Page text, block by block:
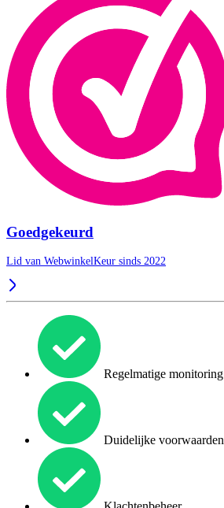
Goedgekeurd
Lid van WebwinkelKeur sinds 2022
Regelmatige monitoring
Duidelijke voorwaarden